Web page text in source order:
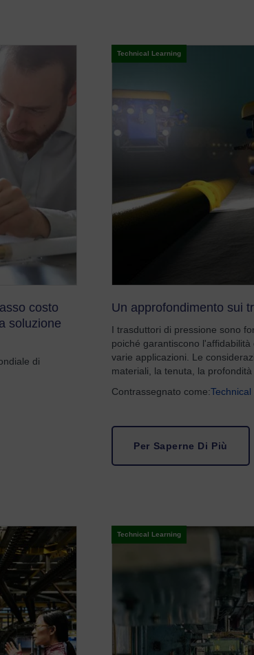
costo
soluzione
di
Technical Learning
Un approfondimento sui
I trasduttori di pressione sono
poiché garantiscono
varie applicazioni. Le
materiali, la tenuta, la
Contrassegnato come:
Per Saperne Di Più
Technical Learning